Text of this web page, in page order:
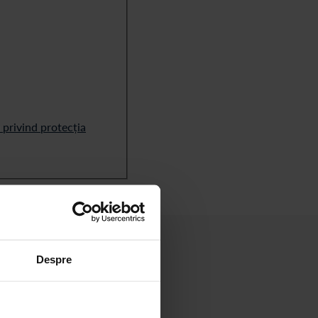
Despre
privind protecția
apă îmbuteliată în